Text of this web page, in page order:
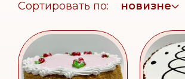
Сортировать по: новизне